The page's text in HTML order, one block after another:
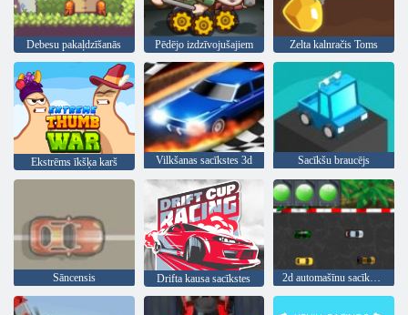
Debesu pakaļdzīšanās Pēdējo izdzīvojušajiem Zelta kalnračis Toms
Ekstrēms īkšķa karš Vilkšanas sacīkstes 3d Sacīkšu braucējs
Sāncensis Drifta kausa sacīkstes 2d automašīnu sacīkstes